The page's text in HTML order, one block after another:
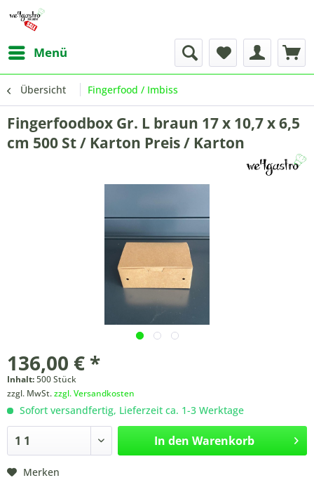
Menü
Übersicht Fingerfood / Imbiss
Fingerfoodbox Gr. L braun 17 x 10,7 x 6,5
cm 500 St / Karton Preis / Karton
136,00 € *
Inhalt:500 Stück
zzgl. MwSt.zzgl. Versandkosten
Sofort versandfertig, Lieferzeit ca. 1-3 Werktage
In den Warenkorb
Merken